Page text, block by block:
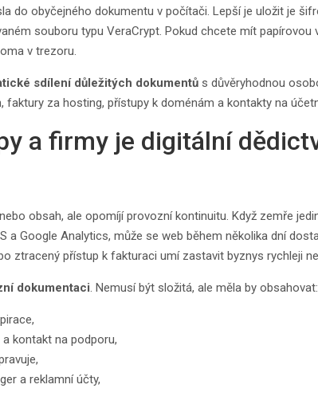
do obyčejného dokumentu v počítači. Lepší je uložit je
souboru typu VeraCrypt. Pokud chcete mít papírovou
v trezoru.
sdílení důležitých dokumentů s důvěryhodnou
faktury za hosting, přístupy k doménám a kontakty na
a firmy je digitální
obsah, ale opomíjí provozní kontinuitu. Když zemře
a Google Analytics, může se web během několika dní
ztracený přístup k fakturaci umí zastavit byznys rychleji
dokumentaci. Nemusí být složitá, ale měla by obsahovat:
kontakt na podporu,
a reklamní účty,